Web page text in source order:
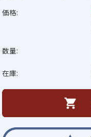
価格:
数量:
在庫: